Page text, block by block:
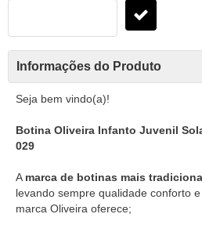
Informações do Produto
Seja bem vindo(a)!
Botina Oliveira Infanto Juvenil
029
A marca de botinas mais
levando sempre qualidade conforto
marca Oliveira oferece;